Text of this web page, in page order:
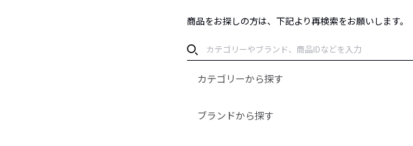
商品をお探しの方は、下記より再検索をお願いします。
カテゴリーから探す
ブランドから探す